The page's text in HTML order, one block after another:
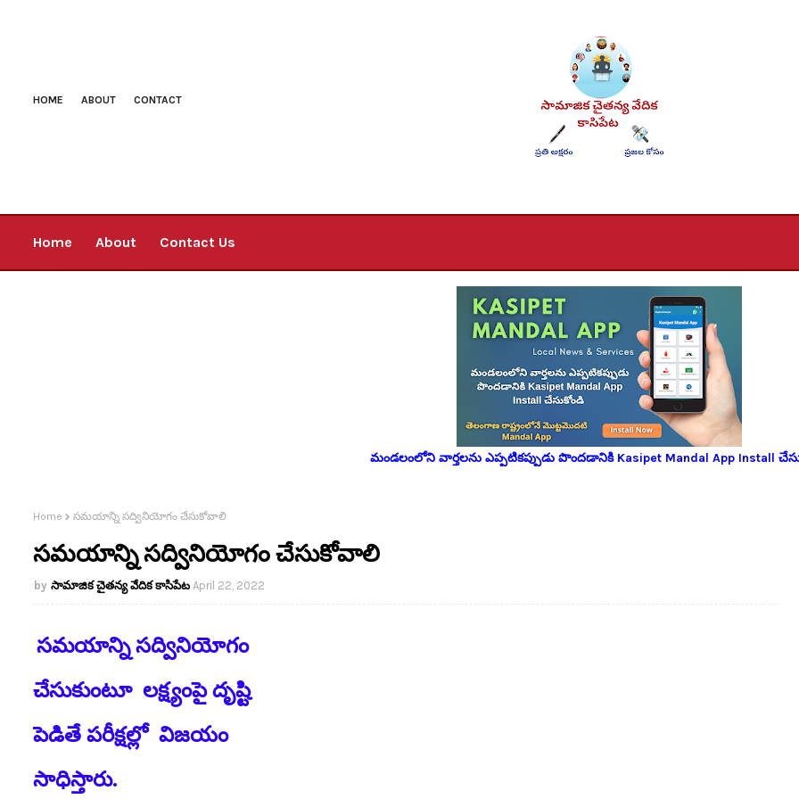
HOME ABOUT CONTACT
Home About Contact Us
మండలంలోని వార్తలను ఎప్పటికప్పుడు పొందడానికి Kasipet Mandal App Install
Home సమయాన్ని సద్వినియోగం చేసుకోవాలి
సమయాన్ని సద్వినియోగం చేసుకోవాలి
సామాజిక చైతన్య వేదిక కాసిపేట April 22, 2022
సమయాన్ని సద్వినియోగం
చేసుకుంటూ లక్ష్యంపై దృష్టి
పెడితే పరీక్షల్లో విజయం
సాధిస్తారు.